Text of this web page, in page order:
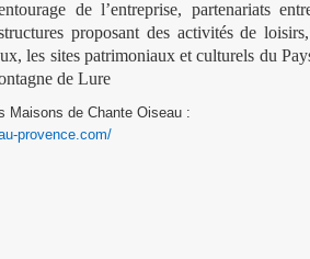
de l’entreprise, partenariats
proposant des activités de
les sites patrimoniaux et culturels du
de Lure
Maisons de Chante Oiseau :
provence.com/